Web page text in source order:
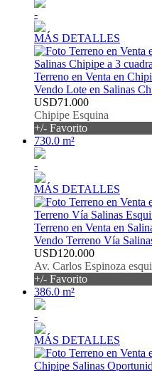
-
MÁS DETALLES
Terreno en Venta en
Vendo Lote en Salinas
USD71.000
Chipipe Esquina
+/- Favorito
730.0 m²
-
MÁS DETALLES
Terreno en Venta en
Vendo Terreno Vía
USD120.000
Av. Carlos Espinoza
+/- Favorito
386.0 m²
-
MÁS DETALLES